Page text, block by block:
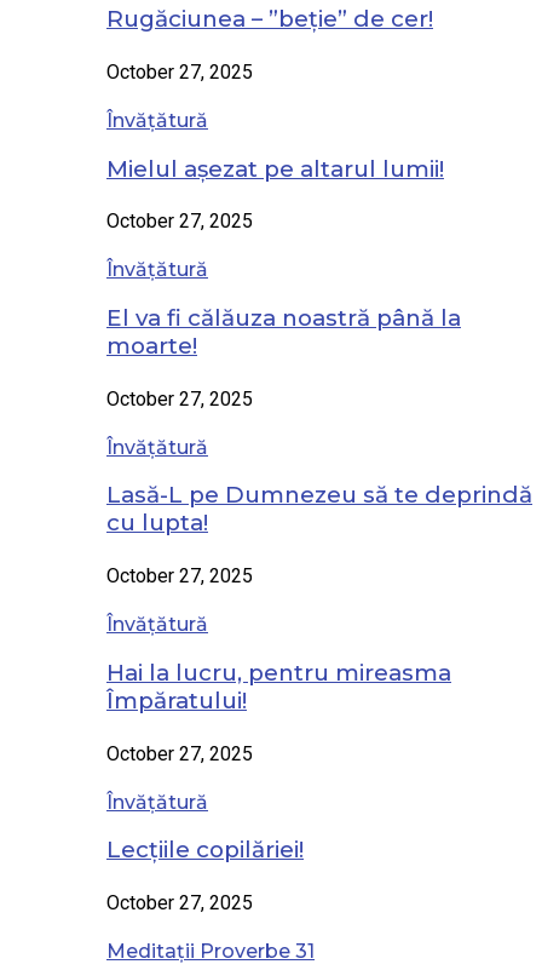
Rugăciunea – ”beție” de cer!
October 27, 2025
Învățătură
Mielul așezat pe altarul lumii!
October 27, 2025
Învățătură
El va fi călăuza noastră până la
moarte!
October 27, 2025
Învățătură
Lasă-L pe Dumnezeu să te deprindă
cu lupta!
October 27, 2025
Învățătură
Hai la lucru, pentru mireasma
Împăratului!
October 27, 2025
Învățătură
Lecțiile copilăriei!
October 27, 2025
Meditații Proverbe 31